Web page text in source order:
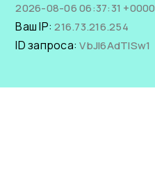
2026-08-06 06:37:31 +0000
Ваш IP:216.73.216.254
ID запроса:VbJI6AdTlSw1